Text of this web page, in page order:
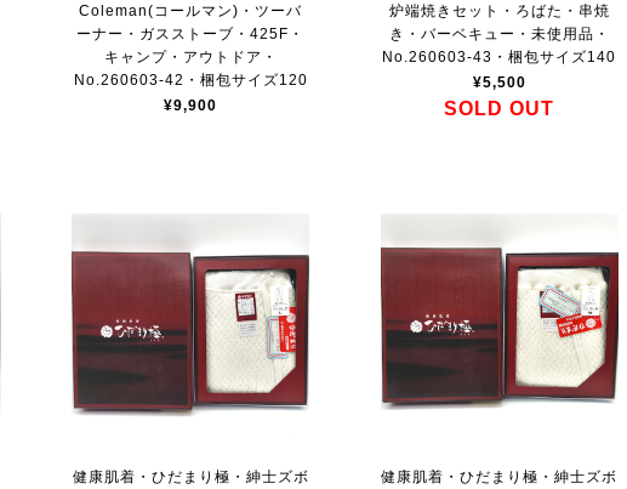
Coleman(コールマン)・ツーバ
ーナー・ガスストーブ・425F・
キャンプ・アウトドア・
No.260603-42・梱包サイズ120
¥9,900
炉端焼きセット・ろばた・串焼
き・バーベキュー・未使用品・
No.260603-43・梱包サイズ140
¥5,500
SOLD OUT
健康肌着・ひだまり極・紳士ズボ
健康肌着・ひだまり極・紳士ズボ